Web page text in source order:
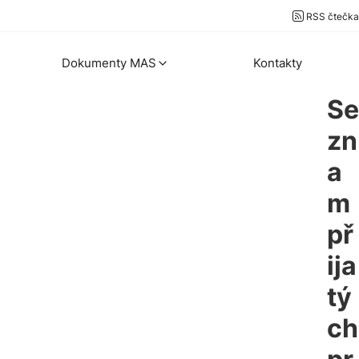
RSS čtečka
Dokumenty MAS Kontakty
Se
zn
a
m
př
ija
tý
ch